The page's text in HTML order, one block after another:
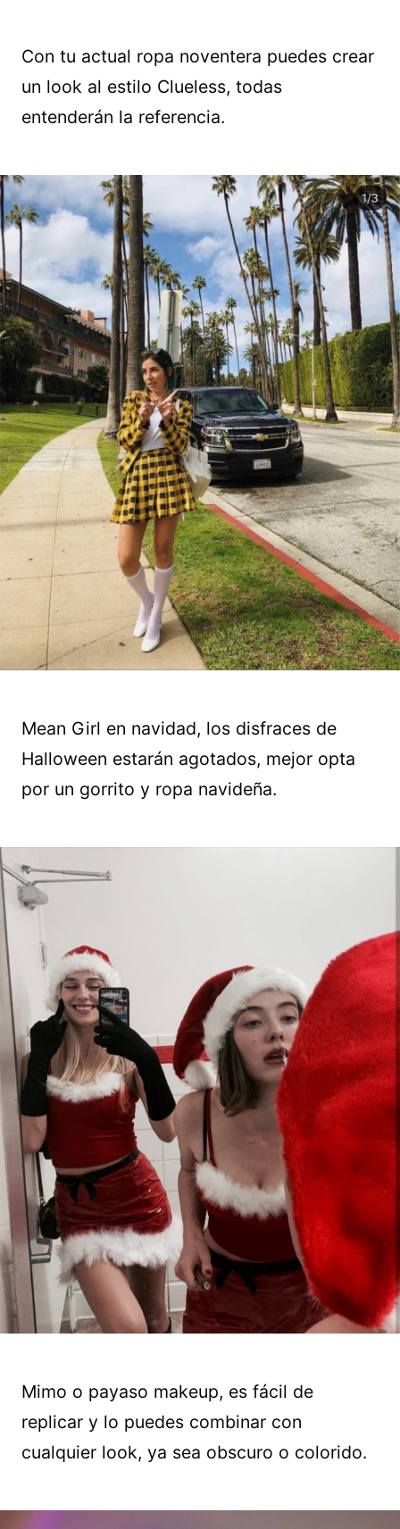
Con tu actual ropa noventera puedes crear
un look al estilo Clueless, todas
entenderán la referencia.
Mean Girl en navidad, los disfraces de
Halloween estarán agotados, mejor opta
por un gorrito y ropa navideña.
Mimo o payaso makeup, es fácil de
replicar y lo puedes combinar con
cualquier look, ya sea obscuro o colorido.